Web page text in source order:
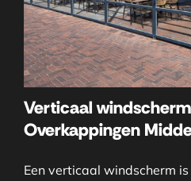
Verticaal
Overkappingen
Een verticaal windscherm